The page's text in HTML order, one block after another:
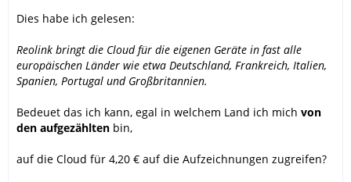
Dies habe ich gelesen:
Reolink bringt die Cloud für die eigenen Geräte in fast alle
europäischen Länder wie etwa Deutschland, Frankreich, Italien,
Spanien, Portugal und Großbritannien.
Bedeuet das ich kann, egal in welchem Land ich mich von
den aufgezählten bin,
auf die Cloud für 4,20 € auf die Aufzeichnungen zugreifen?